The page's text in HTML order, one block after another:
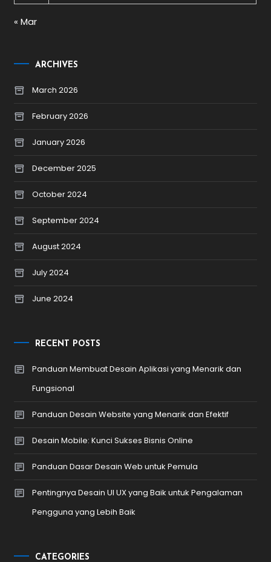
« Mar
ARCHIVES
March 2026
February 2026
January 2026
December 2025
October 2024
September 2024
August 2024
July 2024
June 2024
RECENT POSTS
Panduan Membuat Desain Aplikasi yang Menarik dan
Fungsional
Panduan Desain Website yang Menarik dan Efektif
Desain Mobile: Kunci Sukses Bisnis Online
Panduan Dasar Desain Web untuk Pemula
Pentingnya Desain UI UX yang Baik untuk Pengalaman
Pengguna yang Lebih Baik
CATEGORIES